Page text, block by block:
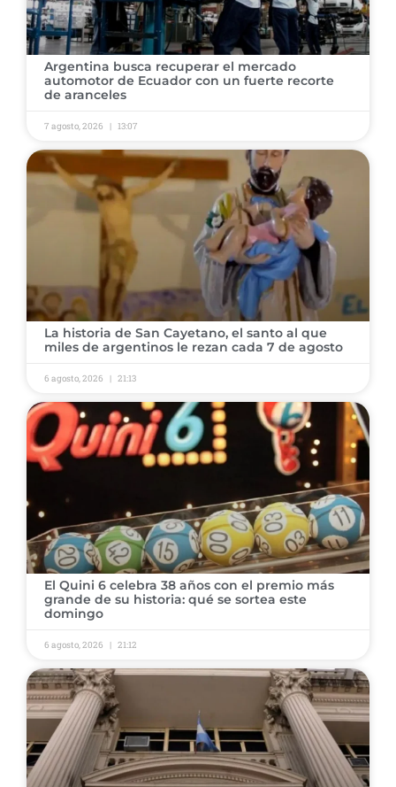
Argentina busca recuperar el mercado
automotor de Ecuador con un fuerte recorte
de aranceles
7 agosto, 2026 13:07
La historia de San Cayetano, el santo al que
miles de argentinos le rezan cada 7 de agosto
6 agosto, 2026 21:13
El Quini 6 celebra 38 años con el premio más
grande de su historia: qué se sortea este
domingo
6 agosto, 2026 21:12